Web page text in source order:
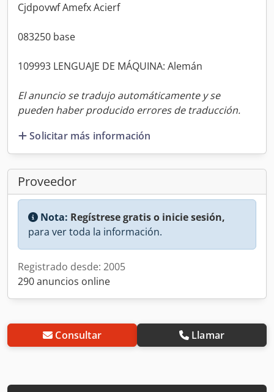
Cjdpovwf Amefx Acierf
083250 base
109993 LENGUAJE DE MÁQUINA: Alemán
El anuncio se tradujo automáticamente y se
pueden haber producido errores de traducción.
Solicitar más información
Proveedor
Nota: Regístrese gratis o inicie sesión,
para ver toda la información.
Registrado desde: 2005
290 anuncios online
Consultar Llamar